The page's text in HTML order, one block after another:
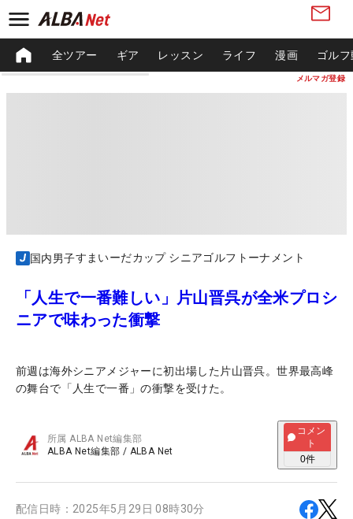
メルマガ登録
全ツアー ギア レッスン ライフ 漫画 ゴル
国内男子すまいーだカップ シニアゴルフトーナメント
「人生で一番難しい」片山晋呉が全米プロシ
ニアで味わった衝撃
前週は海外シニアメジャーに初出場した片山晋呉。世界最高峰
の舞台で「人生で一番」の衝撃を受けた。
所属ALBA Net編集部
ALBA Net編集部 / ALBA Net
コメン
ト
0件
配信日時： 2025年5月29日 08時30分